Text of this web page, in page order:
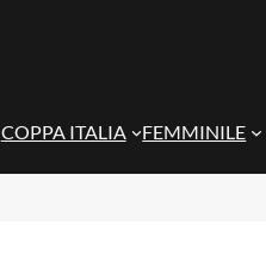
COPPA ITALIA FEMMINILE